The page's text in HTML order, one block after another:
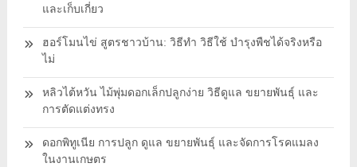
และเก็บเกี่ยว
ฮอร์โมนไข่ สูตรชาวบ้าน: วิธีทำ วิธีใช้ บำรุงพืชได้จริงหรือ
ไม่
หลิวไต้หวัน ไม้พุ่มดอกเล็กปลูกง่าย วิธีดูแล ขยายพันธุ์ และ
การตัดแต่งทรง
ดอกพิทูเนีย การปลูก ดูแล ขยายพันธุ์ และจัดการโรคแมลง
ในงานเกษตร